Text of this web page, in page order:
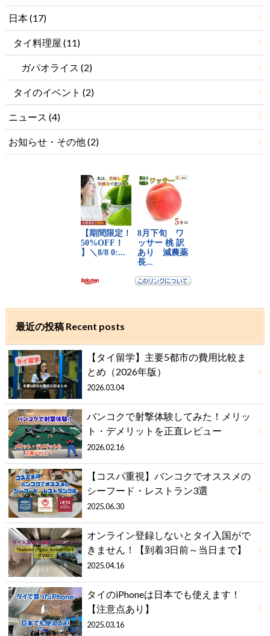
日本(17)
タイ料理屋 (11)
ガパオライス (2)
タイのイベント (2)
ニュース (4)
お知らせ・その他(2)
最近の投稿 Recent posts
【タイ留学】主要5都市の費用比較ま
とめ（2026年版）
2026.03.04
バンコクで射撃体験してみた！メリッ
ト・デメリットを正直レビュー
2026.02.16
【コスパ重視】バンコクでオススメの
シーフード・レストラン3選
2025.06.30
オンライン登録しないとタイ入国がで
きません！【到着3日前～当日まで】
2025.04.16
タイのiPhoneは日本でも使えます！
【注意点あり】
2025.03.16